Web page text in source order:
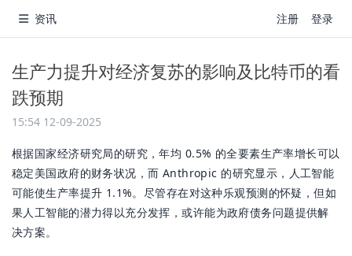
资讯 注册 登录
生产力提升对经济复苏的影响及比特币的看
跌预期
15:54 12-09-2025
根据国家经济研究局的研究，年均 0.5% 的全要素生产率增长可以
稳定美国政府的财务状况，而 Anthropic 的研究显示，人工智能
可能使生产率提升 1.1%。尽管存在对这种乐观预测的怀疑，但如
果人工智能的潜力得以充分发挥，或许能为政府债务问题提供解
决方案。